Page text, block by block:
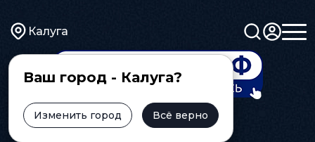
Калуга
Ваш город - Калуга?
Изменить город Всё верно
Главная Афиша